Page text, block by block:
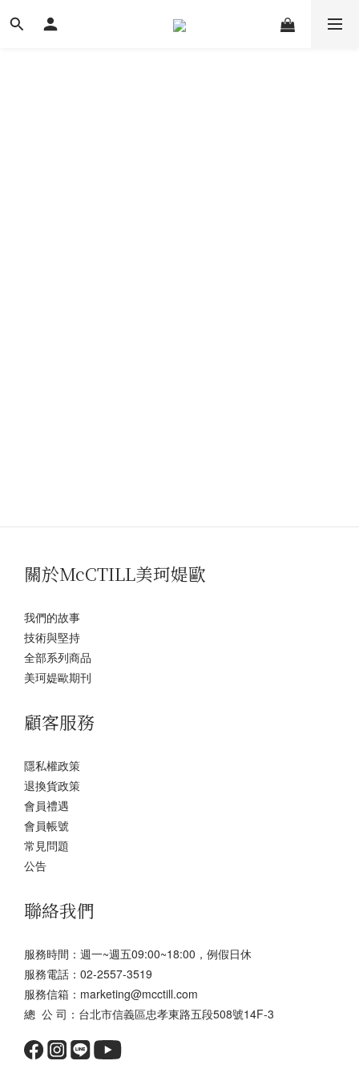
關於McCTILL美珂媞歐
我們的故事
技術與堅持
全部系列商品
美珂媞歐期刊
顧客服務
隱私權政策
退換貨政策
會員禮遇
會員帳號
常見問題
公告
聯絡我們
服務時間：週一~週五09:00~18:00，例假日休
服務電話：02-2557-3519
服務信箱：marketing@mcctill.com
總 公 司：台北市信義區忠孝東路五段508號14F-3